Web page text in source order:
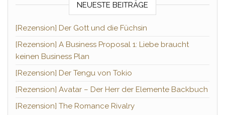
NEUESTE BEITRÄGE
[Rezension] Der Gott und die Füchsin
[Rezension] A Business Proposal 1: Liebe braucht
keinen Business Plan
[Rezension] Der Tengu von Tokio
[Rezension] Avatar – Der Herr der Elemente Backbuch
[Rezension] The Romance Rivalry